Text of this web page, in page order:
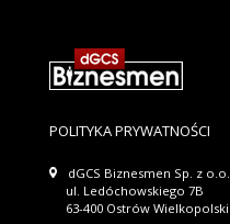
POLITYKA PRYWATNOŚCI
dGCS Biznesmen Sp. z o.o.
ul. Ledóchowskiego 7B
63-400 Ostrów Wielkopolski